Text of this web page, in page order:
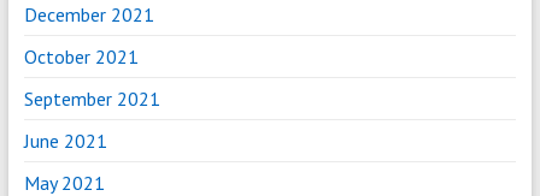
December 2021
October 2021
September 2021
June 2021
May 2021